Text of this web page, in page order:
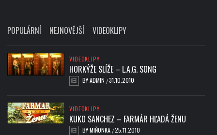
POPULÁRNÍ NEJNOVĚJŠÍ VIDEOKLIPY
VIDEOKLIPY
HORKÝŽE SLÍŽE – L.A.G. SONG
BYADMIN /31.10.2010
VIDEOKLIPY
KUKO SANCHEZ – FARMÁR HĽADÁ ŽENU
BYMIŇONKA /25.11.2010